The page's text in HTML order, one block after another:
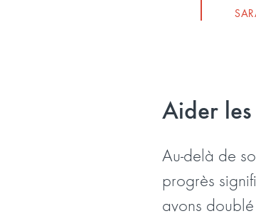
Aider
Au-delà de
progrès
avons